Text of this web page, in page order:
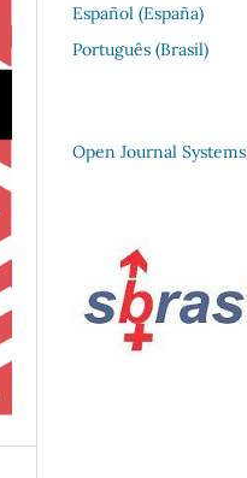
Español (España)
Português (Brasil)
Open Journal Systems